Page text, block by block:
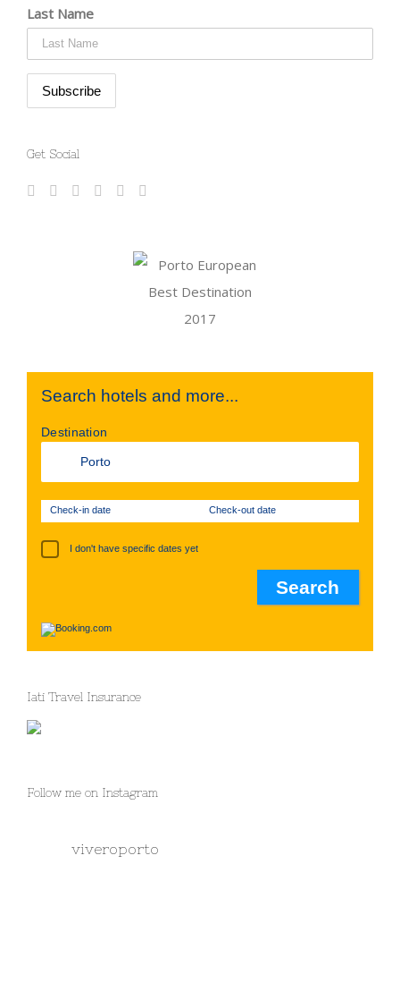
Last Name
Get Social
Search hotels and more...
Destination
Check-in date Check-out date
I don't have specific dates yet
Iati Travel Insurance
Follow me on Instagram
viveroporto